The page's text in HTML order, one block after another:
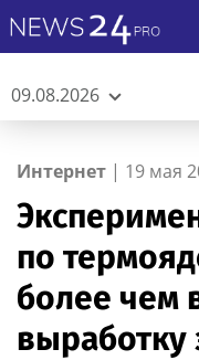
09.08.2026
Интернет | 19 мая
по
более чем
выработку